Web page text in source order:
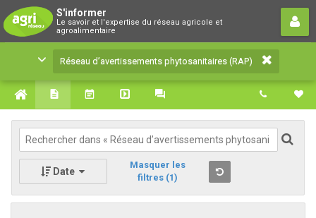
S'informer
Le savoir et l'expertise du réseau agricole et
agroalimentaire
Réseau d’avertissements
phytosanitaires (RAP)
Le savoir et l'expertise du réseau agricole et
agroalimentaire
Réseau d’avertissements phytosanitaires (RAP)
Date
Masquer les
filtres (1)